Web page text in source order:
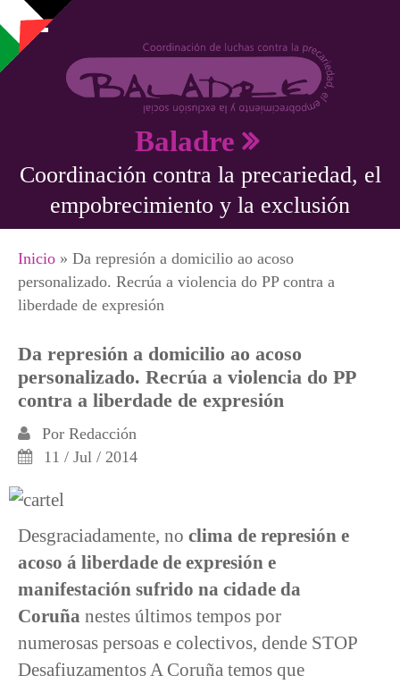
Pasar al contenido principal
Baladre
Coordinación contra la precariedad, el
empobrecimiento y la exclusión
Se encuentra usted aquí
Inicio » Da represión a domicilio ao acoso
personalizado. Recrúa a violencia do PP contra a
liberdade de expresión
Da represión a domicilio ao acoso
personalizado. Recrúa a violencia do PP
contra a liberdade de expresión
Por Redacción
11 / Jul / 2014
Desgraciadamente, no clima de represión e
acoso á liberdade de expresión e
manifestación sufrido na cidade da
Coruña nestes últimos tempos por
numerosas persoas e colectivos, dende STOP
Desafiuzamentos A Coruña temos que